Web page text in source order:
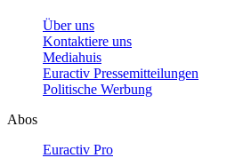
Über uns
Kontaktiere uns
Mediahuis
Euractiv Pressemitteilungen
Politische Werbung
Abos
Euractiv Pro